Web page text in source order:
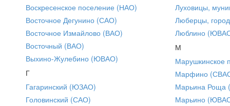
Воскресенское поселение (НАО)
Восточное Дегунино (САО)
Восточное Измайлово (ВАО)
Восточный (ВАО)
Выхино-Жулебино (ЮВАО)
Г
Гагаринский (ЮЗАО)
Головинский (САО)
Луховицы,
Люберцы,
Люблино
М
Марушкинское
Марфино
Марьина Роща
Марьино